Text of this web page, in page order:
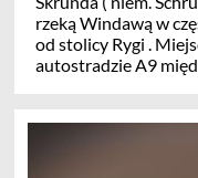
rzeką Windawą w częśći zachodniej Kurlandii, 150 km
od stolicy Rygi .
autostradzie A9
Skrundzie zamek -